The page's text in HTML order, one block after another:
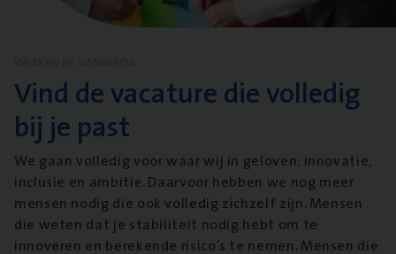
Vind de vacature die volledig
bij je past
We gaan volledig voor waar wij in geloven: innovatie,
inclusie en ambitie. Daarvoor hebben we nog meer
mensen nodig die ook volledig zichzelf zijn. Mensen
die weten dat je stabiliteit nodig hebt om te
innoveren en berekende risico’s te nemen. Mensen die